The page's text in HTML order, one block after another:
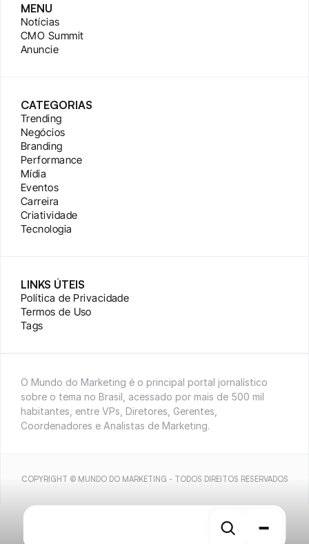
MENU
Notícias
CMO Summit
Anuncie
CATEGORIAS
Trending
Negócios
Branding
Performance
Mídia
Eventos
Carreira
Criatividade
Tecnologia
LINKS ÚTEIS
Política de Privacidade
Termos de Uso
Tags
O Mundo do Marketing é o principal portal jornalístico
sobre o tema no Brasil, acessado por mais de 500 mil
habitantes, entre VPs, Diretores, Gerentes,
Coordenadores e Analistas de Marketing.
COPYRIGHT © MUNDO DO MARKETING - TODOS DIREITOS RESERVADOS